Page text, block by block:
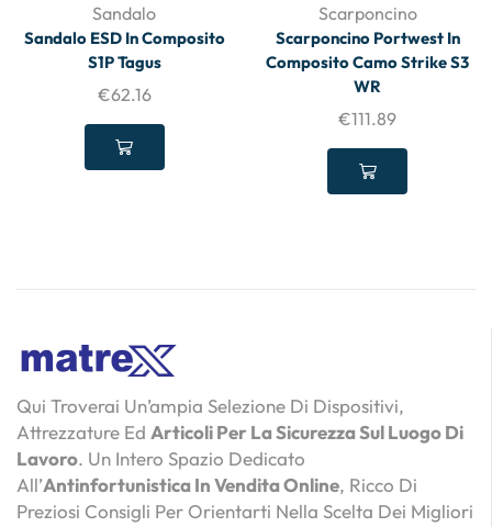
Sandalo
Sandalo ESD In Composito
S1P Tagus
€62.16
Scarponcino
Scarponcino Portwest In
Composito Camo Strike S3
WR
€111.89
Qui Troverai Un’ampia Selezione Di Dispositivi,
Attrezzature Ed Articoli Per La Sicurezza Sul Luogo Di
Lavoro. Un Intero Spazio Dedicato
All’Antinfortunistica In Vendita Online, Ricco Di
Preziosi Consigli Per Orientarti Nella Scelta Dei Migliori